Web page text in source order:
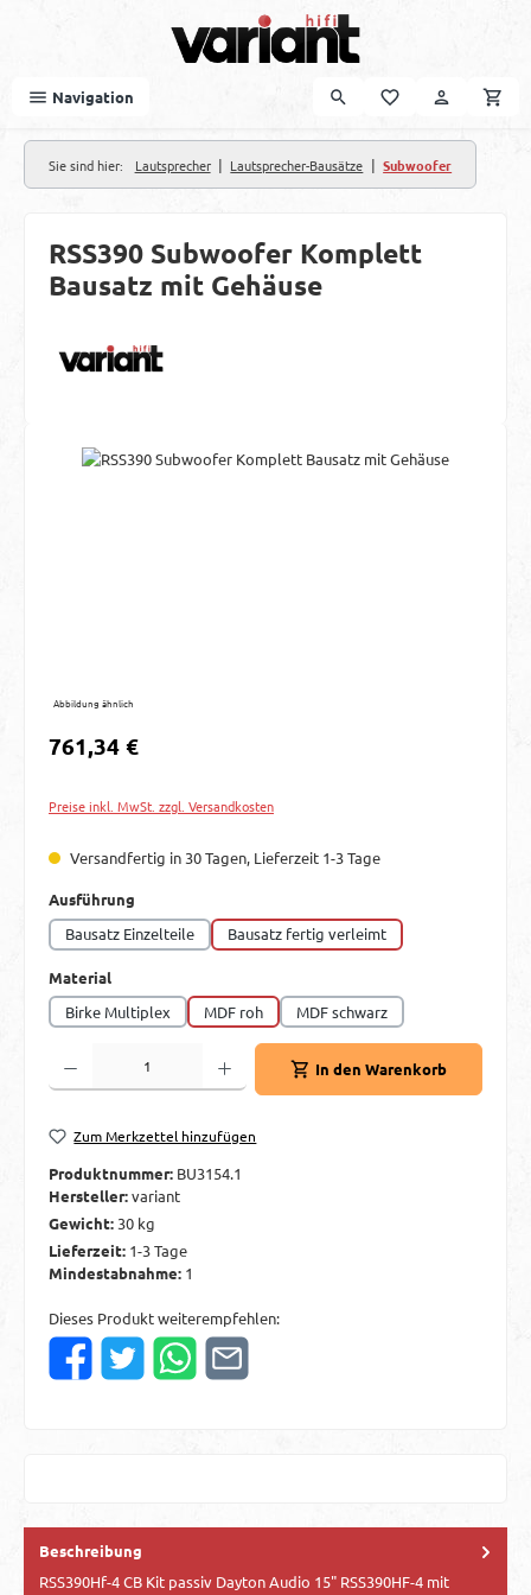
Navigation
Sie sind hier: Lautsprecher | Lautsprecher-Bausätze | Subwoofer
RSS390 Subwoofer Komplett
Bausatz mit Gehäuse
Bildergalerie überspringen
Abbildung ähnlich
Regulärer Preis:
761,34 €
Preise inkl. MwSt. zzgl. Versandkosten
Versandfertig in 30 Tagen, Lieferzeit 1-3 Tage
Ausführung
Bausatz Einzelteile
Bausatz fertig verleimt
Material
Birke Multiplex
MDF roh MDF schwarz
Produkt Anzahl: Gib den gewünschten Wert ein oder benutze die Schaltflächen
In den Warenkorb
Zum Merkzettel hinzufügen
Produktnummer: BU3154.1
Hersteller:variant
Gewicht: 30 kg
Lieferzeit: 1-3 Tage
Mindestabnahme: 1
Dieses Produkt weiterempfehlen:
Beschreibung
RSS390Hf-4 CB Kit passiv Dayton Audio 15" RSS390HF-4 mit